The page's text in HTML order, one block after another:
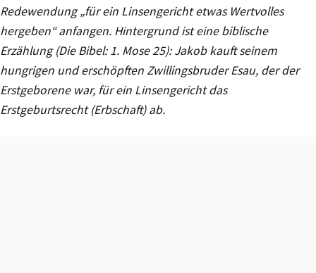
Redewendung „für ein Linsengericht etwas Wertvolles
hergeben“ anfangen. Hintergrund ist eine biblische
Erzählung (Die Bibel: 1. Mose 25): Jakob kauft seinem
hungrigen und erschöpften Zwillingsbruder Esau, der der
Erstgeborene war, für ein Linsengericht das
Erstgeburtsrecht (Erbschaft) ab.